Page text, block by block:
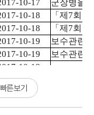
빠른보기